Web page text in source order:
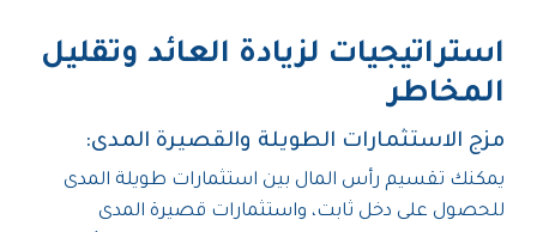
استراتيجيات لزيادة العائد وتقليل
المخاطر
مزج الاستثمارات الطويلة والقصيرة المدى:
يمكنك تقسيم رأس المال بين استثمارات طويلة المدى
للحصول على دخل ثابت، واستثمارات قصيرة المدى